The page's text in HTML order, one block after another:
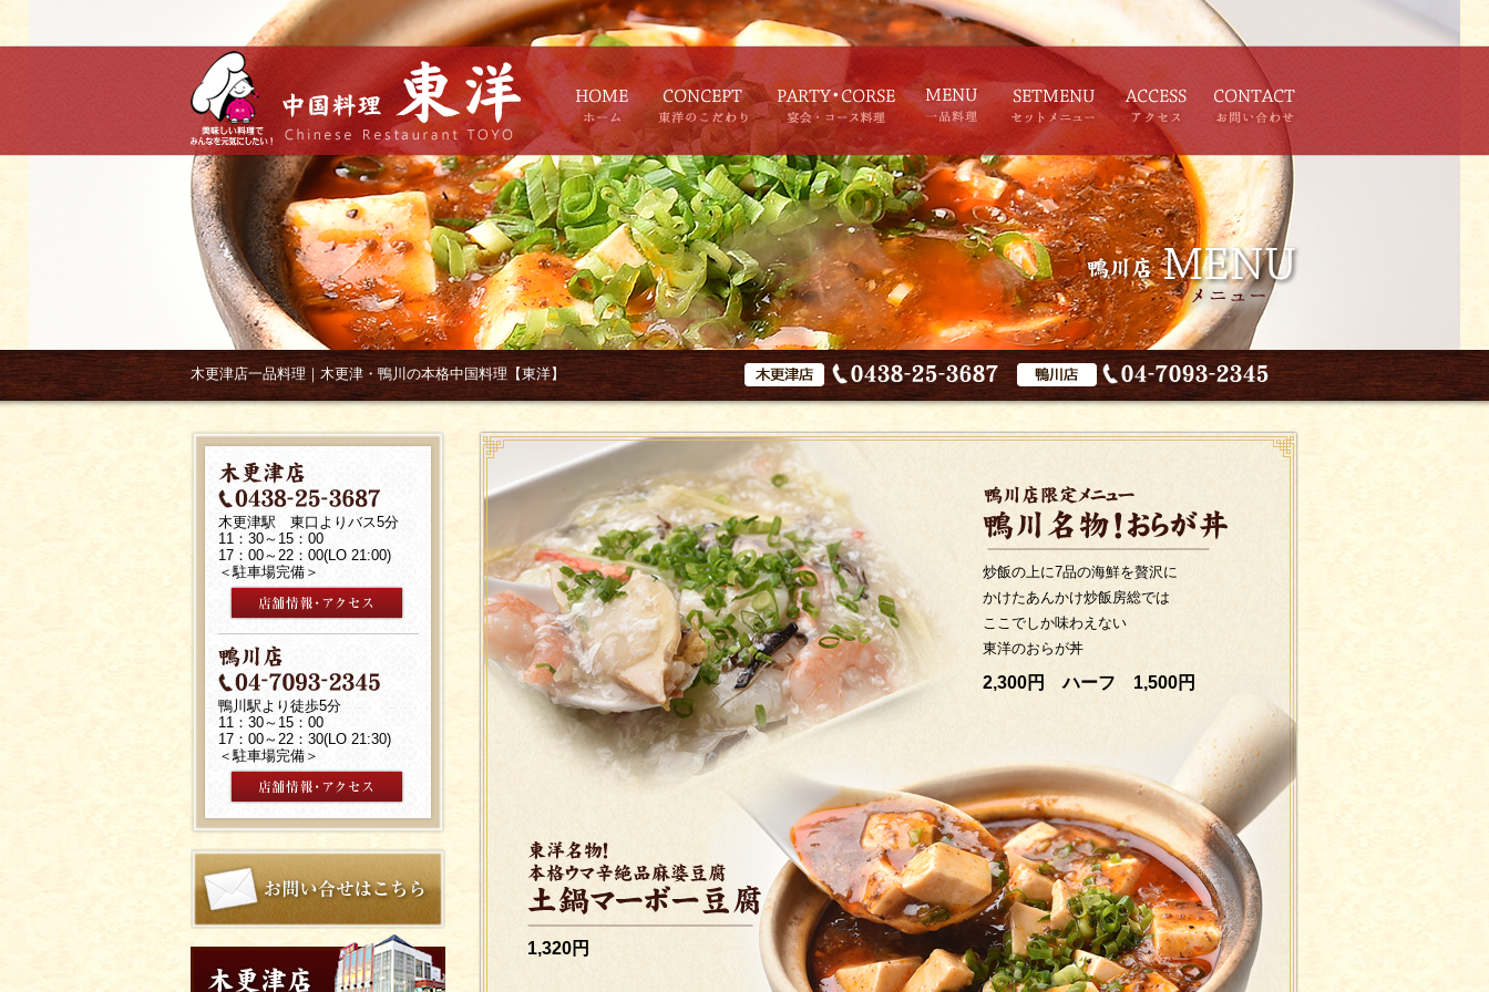
木更津店一品料理｜木更津・鴨川の本格中国料理【東洋】
木更津駅 東口よりバス5分
11：30～15：00
17：00～22：00(LO 21:00)
＜駐車場完備＞
鴨川駅より徒歩5分
11：30～15：00
17：00～22：30(LO 21:30)
＜駐車場完備＞
炒飯の上に7品の海鮮を贅沢に
かけたあんかけ炒飯房総では
ここでしか味わえない
東洋のおらが丼
2,300円 ハーフ 1,500円
1,320円